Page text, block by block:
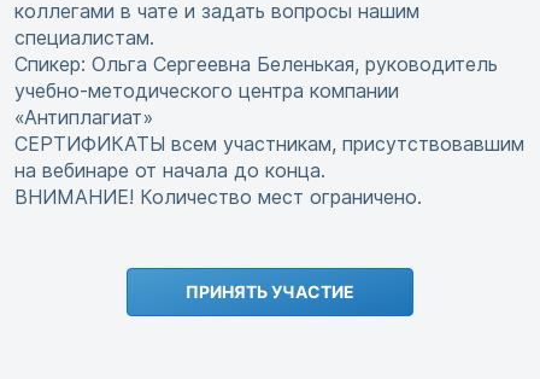
коллегами в чате и задать вопросы нашим
специалистам.
Спикер: Ольга Сергеевна Беленькая, руководитель
учебно-методического центра компании
«Антиплагиат»
СЕРТИФИКАТЫ всем участникам, присутствовавшим
на вебинаре от начала до конца.
ВНИМАНИЕ! Количество мест ограничено.
ПРИНЯТЬ УЧАСТИЕ